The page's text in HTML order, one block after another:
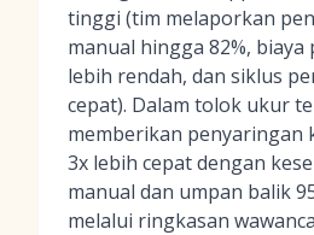
tinggi (tim melaporkan
manual hingga 82%,
lebih rendah, dan siklus
cepat). Dalam tolok ukur
memberikan penyaringan
3x lebih cepat dengan
manual dan umpan balik
melalui ringkasan